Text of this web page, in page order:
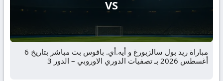
VS
مباراة ريد بول سالزبورغ و أيه.أي. بافوس بث مباشر بتاريخ 6
أغسطس 2026 بـ تصفيات الدوري الاوروبي – الدور 3